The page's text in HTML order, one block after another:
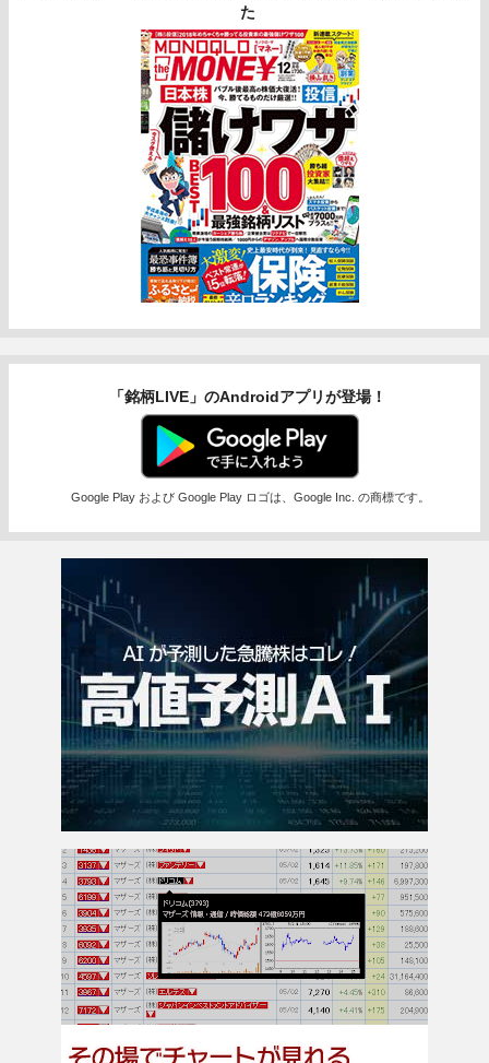
た
「銘柄LIVE」のAndroidアプリが登場！
Google Play および Google Play ロゴは、Google Inc. の商標です。